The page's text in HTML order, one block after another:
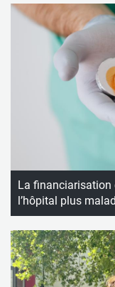
La financiarisation
l’hôpital plus